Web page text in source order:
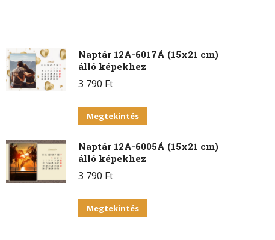
Naptár 12A-6017Á (15x21 cm)
álló képekhez
3 790 Ft
Megtekintés
terméknek
Naptár 12A-6005Á (15x21 cm)
álló képekhez
3 790 Ft
Megtekintés